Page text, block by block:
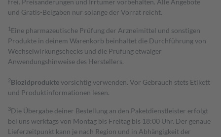
frei. Preisänderungen und Irrtümer vorbehalten. Alle Angebote
und Gratis-Beigaben nur solange der Vorrat reicht.
1 Eine pharmazeutische Prüfung der Arzneimittel und sonstigen
Produkte in deinem Warenkorb beinhaltet die Durchführung von
Wechselwirkungschecks und die Prüfung etwaiger
Anwendungshinweise des Herstellers.
2Biozidproduktevorsichtig verwenden. Vor Gebrauch stets Etikett
und Produktinformationen lesen.
3Die Übergabe deiner Bestellung an den Paketdienstleister erfolgt
bei uns werktags von Montag bis Freitag bis 18:00 Uhr. Der genaue
Lieferzeitpunkt kann je nach Region und in Abhängigkeit der